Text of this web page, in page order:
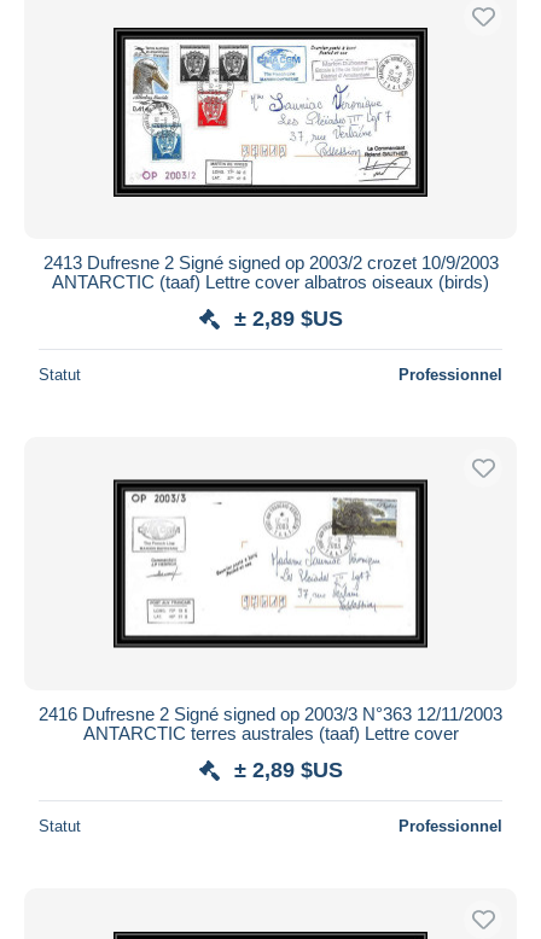
2413 Dufresne 2 Signé signed op 2003/2 crozet 10/9/2003
ANTARCTIC (taaf) Lettre cover albatros oiseaux (birds)
± 2,89 $US
Statut Professionnel
2416 Dufresne 2 Signé signed op 2003/3 N°363 12/11/2003
ANTARCTIC terres australes (taaf) Lettre cover
± 2,89 $US
Statut Professionnel